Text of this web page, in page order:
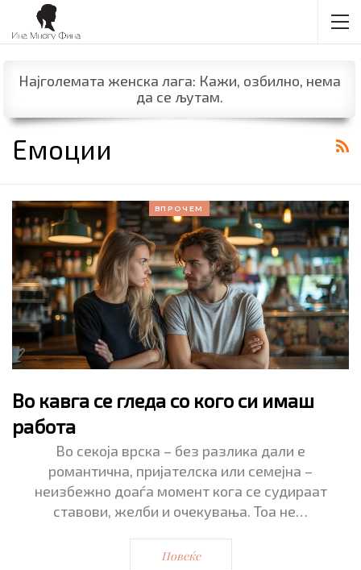
Најголемата женска лага: Кажи, озбилно, нема
да се љутам.
Емоции
ВПРОЧЕМ
Во кавга се гледа со кого си имаш
работа
Во секоја врска – без разлика дали е
романтична, пријателска или семејна –
неизбежно доаѓа момент кога се судираат
ставови, желби и очекувања. Тоа не…
Повеќе